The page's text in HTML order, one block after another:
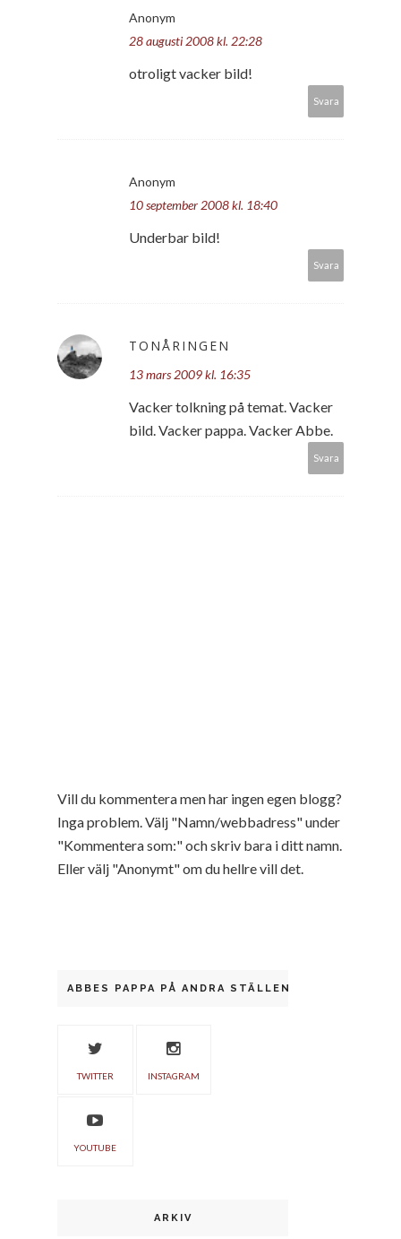
Anonym
28 augusti 2008 kl. 22:28
otroligt vacker bild!
Svara
Anonym
10 september 2008 kl. 18:40
Underbar bild!
Svara
TONÅRINGEN
13 mars 2009 kl. 16:35
Vacker tolkning på temat. Vacker
bild. Vacker pappa. Vacker Abbe.
Svara
Vill du kommentera men har ingen egen blogg?
Inga problem. Välj "Namn/webbadress" under
"Kommentera som:" och skriv bara i ditt namn.
Eller välj "Anonymt" om du hellre vill det.
ABBES PAPPA PÅ ANDRA STÄLLEN
TWITTER INSTAGRAM
YOUTUBE
ARKIV